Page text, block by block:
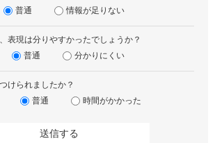
普通 情報が足りない
表現は分りやすかったでしょうか？
普通 分かりにくい
けられましたか？
普通 時間がかかった